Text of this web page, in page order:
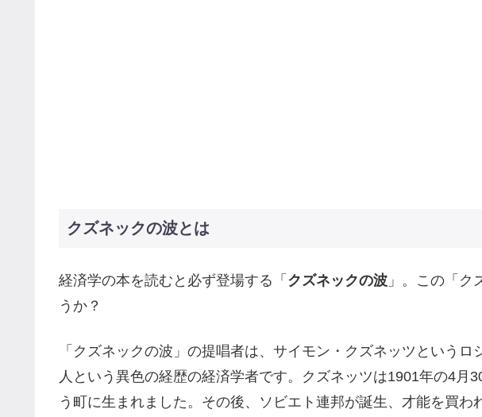
クズネックの波とは
経済学の本を読むと必ず登場する「 クズネックの波 」。この「ク
うか？
「クズネックの波」の提唱者は、サイモン・クズネッツという
人という異色の経歴の経済学者です。クズネッツは1901年の4月
う町に生まれました。その後、ソビエト連邦が誕生、才能を買わ